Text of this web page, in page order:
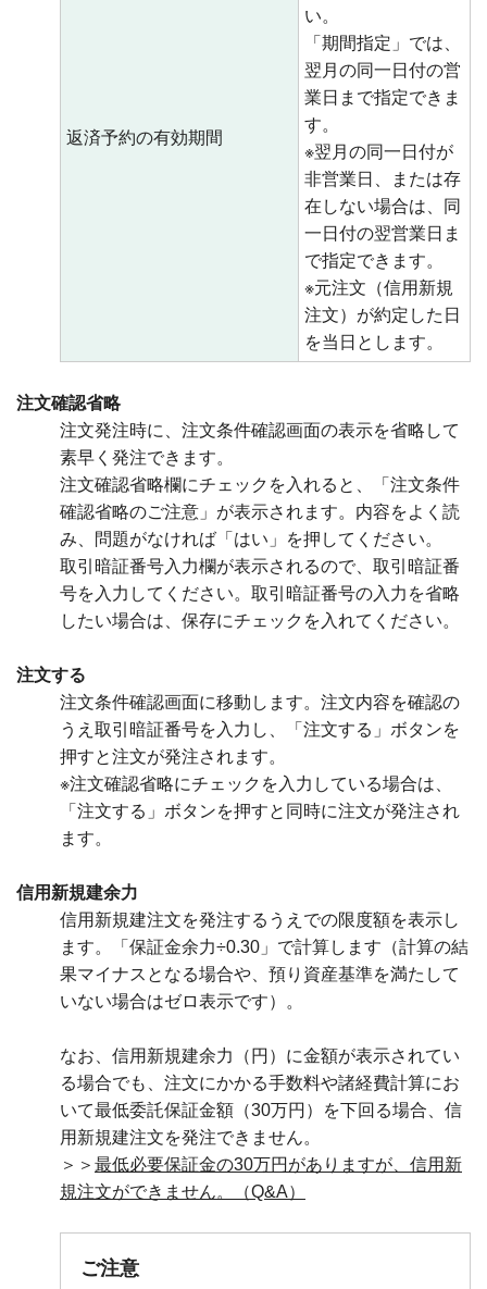
返済予約の有効期間
い。
「期間指定」では、
翌月の同一日付の営
業日まで指定できま
す。
※翌月の同一日付が
非営業日、または存
在しない場合は、同
一日付の翌営業日ま
で指定できます。
※元注文（信用新規
注文）が約定した日
を当日とします。
注文確認省略
注文発注時に、注文条件確認画面の表示を省略して
素早く発注できます。
注文確認省略欄にチェックを入れると、「注文条件
確認省略のご注意」が表示されます。内容をよく読
み、問題がなければ「はい」を押してください。
取引暗証番号入力欄が表示されるので、取引暗証番
号を入力してください。取引暗証番号の入力を省略
したい場合は、保存にチェックを入れてください。
注文する
注文条件確認画面に移動します。注文内容を確認の
うえ取引暗証番号を入力し、「注文する」ボタンを
押すと注文が発注されます。
※注文確認省略にチェックを入力している場合は、
「注文する」ボタンを押すと同時に注文が発注され
ます。
信用新規建余力
信用新規建注文を発注するうえでの限度額を表示し
ます。「保証金余力÷0.30」で計算します（計算の結
果マイナスとなる場合や、預り資産基準を満たして
いない場合はゼロ表示です）。
なお、信用新規建余力（円）に金額が表示されてい
る場合でも、注文にかかる手数料や諸経費計算にお
いて最低委託保証金額（30万円）を下回る場合、信
用新規建注文を発注できません。
＞＞ 最低必要保証金の30万円がありますが、信用新
規注文ができません。（Q&A）
ご注意